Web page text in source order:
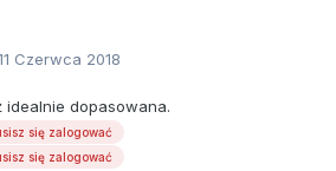
Czerwca 2018
dopasowana.
się zalogować
się zalogować